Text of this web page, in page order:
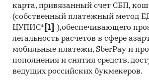
отрицательное и составляло 7,2
- Лучшие производственные
демонстрирует Центральный
выпуска продукции,
- Лидером по импортным
является Франция (более 52%),
поставщик влажных кормов для
карта, привязанный счет СБП,
(собственный платежный метод
ЦУПИС* [1]
),обеспечивающего
легальность расчетов в сфере
мобильные платежи, SberPay и
пополнения и снятия средств,
ведущих российских букмекеров.